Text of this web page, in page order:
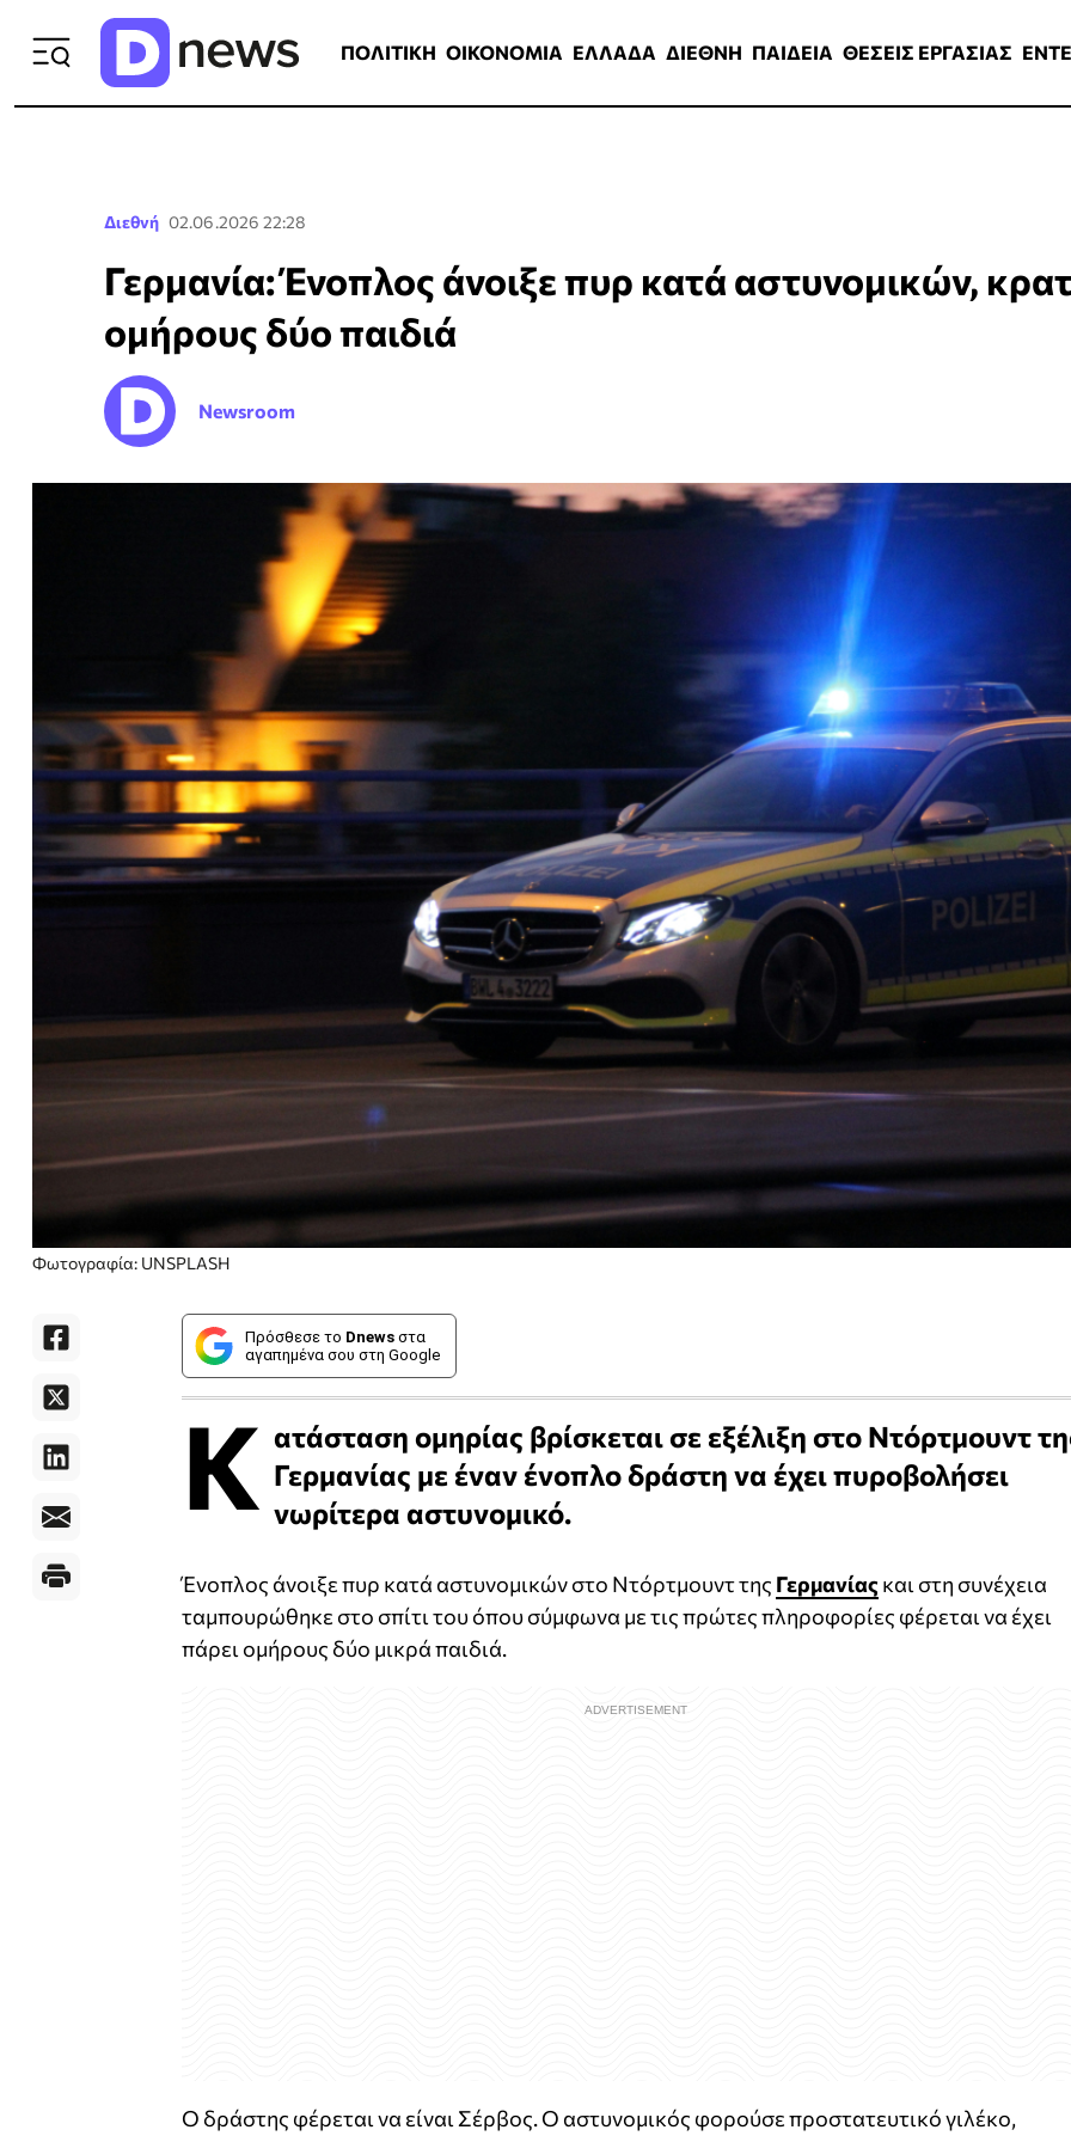
ΠΟΛΙΤΙΚΗ ΟΙΚΟΝΟΜΙΑ ΕΛΛΑΔΑ ΔΙΕΘΝΗ ΠΑΙΔΕΙΑ ΘΕΣΕΙΣ ΕΡΓΑΣΙΑΣ
Διεθνή 02.06.2026 22:28
Γερμανία: Ένοπλος άνοιξε πυρ κατά αστυνομικών,
ομήρους δύο παιδιά
Newsroom
Φωτογραφία: UNSPLASH
Πρόσθεσε το Dnews στα
αγαπημένα σου στη Google
Κ ατάσταση ομηρίας βρίσκεται σε εξέλιξη στο Ντόρτμουντ
Γερμανίας με έναν ένοπλο δράστη να έχει πυροβολήσει
νωρίτερα αστυνομικό.
Ένοπλος άνοιξε πυρ κατά αστυνομικών στο Ντόρτμουντ της Γερμανίας και στη συνέχεια
ταμπουρώθηκε στο σπίτι του όπου σύμφωνα με τις πρώτες πληροφορίες φέρεται να έχει
πάρει ομήρους δύο μικρά παιδιά.
Ο δράστης φέρεται να είναι Σέρβος. Ο αστυνομικός φορούσε προστατευτικό γιλέκο,